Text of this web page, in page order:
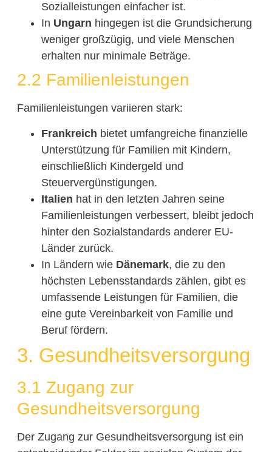
Sozialleistungen einfacher ist.
In Ungarn hingegen ist die Grundsicherung
weniger großzügig, und viele Menschen
erhalten nur minimale Beträge.
2.2 Familienleistungen
Familienleistungen variieren stark:
Frankreich bietet umfangreiche finanzielle
Unterstützung für Familien mit Kindern,
einschließlich Kindergeld und
Steuervergünstigungen.
Italien hat in den letzten Jahren seine
Familienleistungen verbessert, bleibt jedoch
hinter den Sozialstandards anderer EU-
Länder zurück.
In Ländern wie Dänemark, die zu den
höchsten Lebensstandards zählen, gibt es
umfassende Leistungen für Familien, die
eine gute Vereinbarkeit von Familie und
Beruf fördern.
3. Gesundheitsversorgung
3.1 Zugang zur
Gesundheitsversorgung
Der Zugang zur Gesundheitsversorgung ist ein